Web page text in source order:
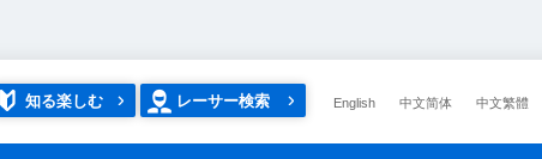
知る楽しむ レーサー検索 English 中文简体 中文繁體